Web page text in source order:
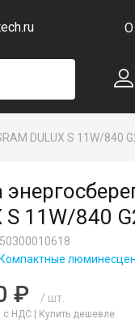
О
DULUX S 11W/840
S 11W/840
Компактные
₽ / шт.
с НДС | Купить дешевле